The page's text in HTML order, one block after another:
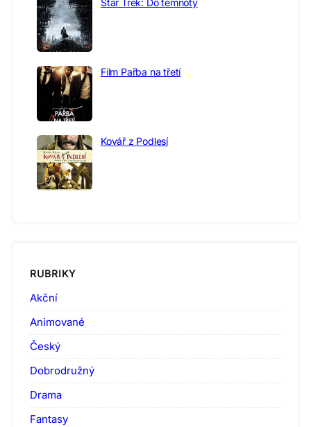
Star Trek: Do temnoty
Film Pařba na třetí
Kovář z Podlesí
RUBRIKY
Akční
Animované
Český
Dobrodružný
Drama
Fantasy